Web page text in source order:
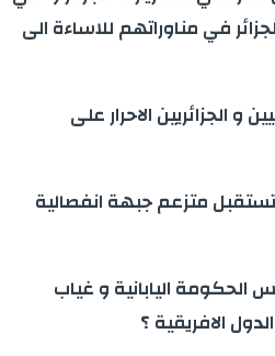
في مناوراتهم للاساءة الى
و الجزائريين الاحرار على
تستقبل متزعم جبهة انفصالية
اليابانية و غياب
الافريقية ؟